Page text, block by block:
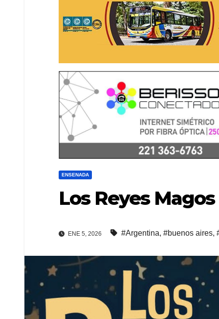
ENSENADA
Los Reyes
ENE 5, 2026 #Argentina, #buenos aires,